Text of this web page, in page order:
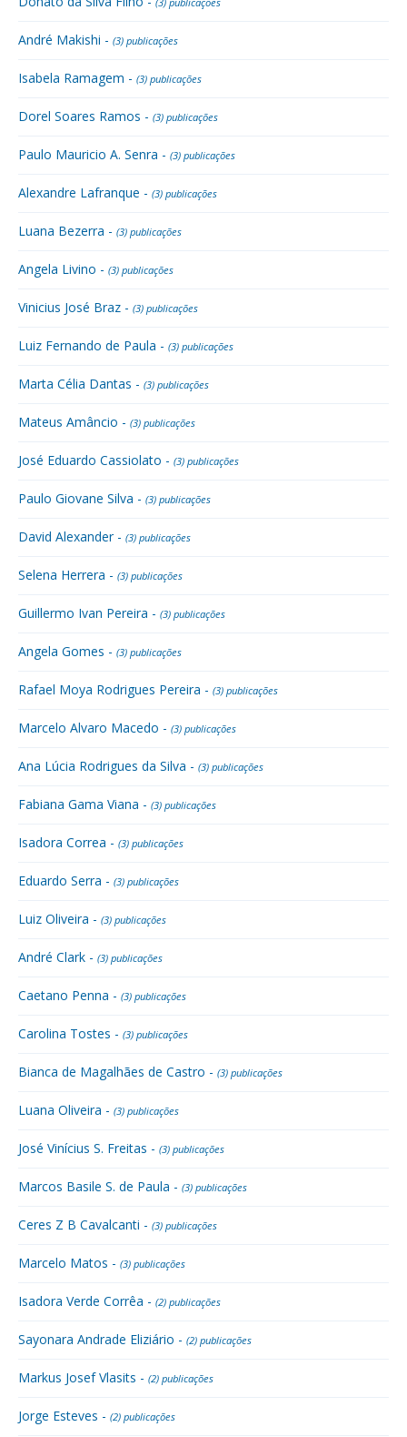
André Makishi - (3) publicações
Isabela Ramagem - (3) publicações
Dorel Soares Ramos - (3) publicações
Paulo Mauricio A. Senra - (3) publicações
Alexandre Lafranque - (3) publicações
Luana Bezerra - (3) publicações
Angela Livino - (3) publicações
Vinicius José Braz - (3) publicações
Luiz Fernando de Paula - (3) publicações
Marta Célia Dantas - (3) publicações
Mateus Amâncio - (3) publicações
José Eduardo Cassiolato - (3) publicações
Paulo Giovane Silva - (3) publicações
David Alexander - (3) publicações
Selena Herrera - (3) publicações
Guillermo Ivan Pereira - (3) publicações
Angela Gomes - (3) publicações
Rafael Moya Rodrigues Pereira - (3) publicações
Marcelo Alvaro Macedo - (3) publicações
Ana Lúcia Rodrigues da Silva - (3) publicações
Fabiana Gama Viana - (3) publicações
Isadora Correa - (3) publicações
Eduardo Serra - (3) publicações
Luiz Oliveira - (3) publicações
André Clark - (3) publicações
Caetano Penna - (3) publicações
Carolina Tostes - (3) publicações
Bianca de Magalhães de Castro - (3) publicações
Luana Oliveira - (3) publicações
José Vinícius S. Freitas - (3) publicações
Marcos Basile S. de Paula - (3) publicações
Ceres Z B Cavalcanti - (3) publicações
Marcelo Matos - (3) publicações
Isadora Verde Corrêa - (2) publicações
Sayonara Andrade Eliziário - (2) publicações
Markus Josef Vlasits - (2) publicações
Jorge Esteves - (2) publicações